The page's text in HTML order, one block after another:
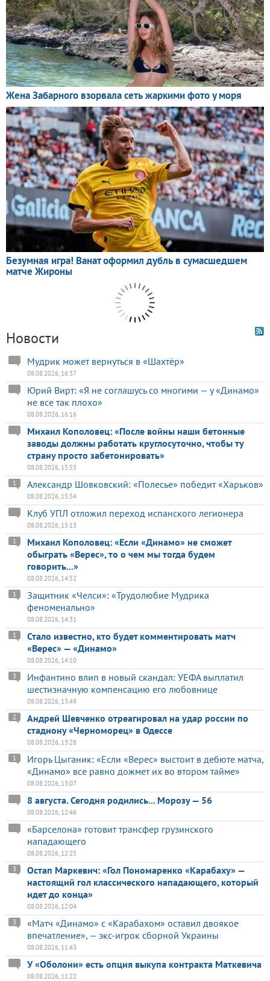
Новости
Мудрик может вернуться в «Шахтёр»
08.08.2026, 16:37
Юрий Вирт: «Я не соглашусь со многими — у «Динамо»
не все так плохо»
08.08.2026, 16:16
Михаил Кополовец: «После войны наши бетонные
заводы должны работать круглосуточно, чтобы ту
страну просто забетонировать»
08.08.2026, 15:55
Александр Шовковский: «Полесье» победит «Харьков»
1
08.08.2026, 15:34
Клуб УПЛ отложил переход испанского легионера
08.08.2026, 15:13
Михаил Кополовец: «Если «Динамо» не сможет
обыграть «Верес», то о чем мы тогда будем
говорить...»
1
08.08.2026, 14:52
Защитник «Челси»: «Трудолюбие Мудрика
феноменально»
1
08.08.2026, 14:31
Стало известно, кто будет комментировать матч
«Верес» — «Динамо»
1
08.08.2026, 14:10
Инфантино влип в новый скандал: УЕФА выплатил
шестизначную компенсацию его любовнице
3
08.08.2026, 13:49
Андрей Шевченко отреагировал на удар россии по
стадиону «Черноморец» в Одессе
2
08.08.2026, 13:28
Игорь Цыганик: «Если «Верес» выстоит в дебюте матча,
«Динамо» все равно дожмет их во втором тайме»
1
08.08.2026, 13:07
8 августа. Сегодня родились... Морозу — 56
08.08.2026, 12:46
«Барселона» готовит трансфер грузинского
нападающего
08.08.2026, 12:25
Остап Маркевич: «Гол Пономаренко «Карабаху» —
настоящий гол классического нападающего, который
идет до конца»
3
08.08.2026, 12:04
«Матч «Динамо» с «Карабахом» оставил двоякое
впечатление», — экс-игрок сборной Украины
3
08.08.2026, 11:43
У «Оболони» есть опция выкупа контракта Маткевича
08.08.2026, 11:22